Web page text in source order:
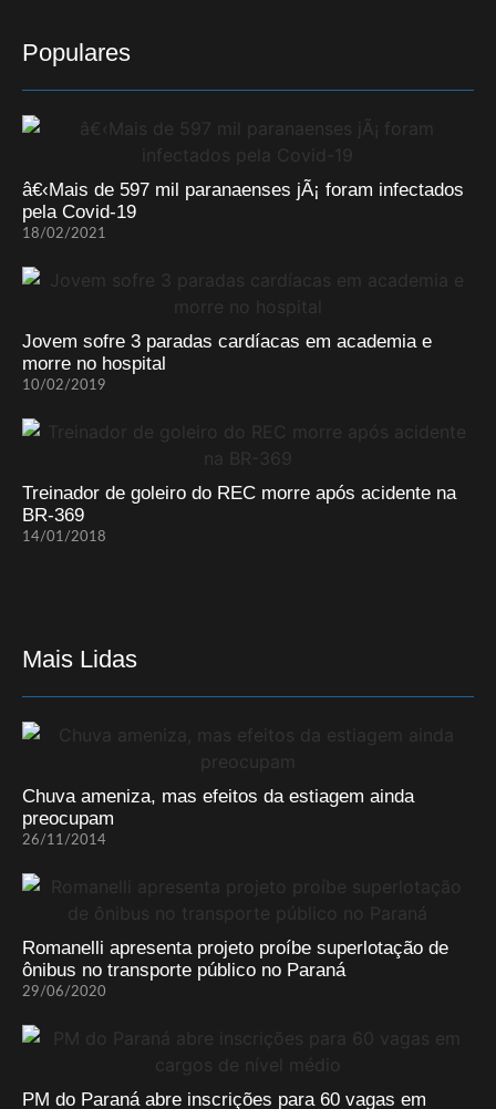
Populares
â€‹Mais de 597 mil paranaenses jÃ¡ foram infectados
pela Covid-19
18/02/2021
Jovem sofre 3 paradas cardíacas em academia e
morre no hospital
10/02/2019
Treinador de goleiro do REC morre após acidente na
BR-369
14/01/2018
Mais Lidas
Chuva ameniza, mas efeitos da estiagem ainda
preocupam
26/11/2014
Romanelli apresenta projeto proíbe superlotação de
ônibus no transporte público no Paraná
29/06/2020
PM do Paraná abre inscrições para 60 vagas em